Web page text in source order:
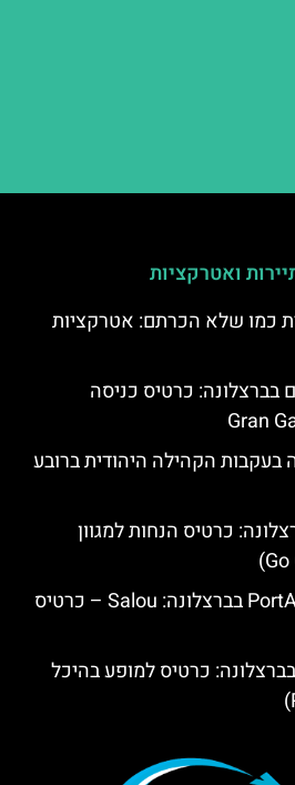
ואטרקציות
כמו שלא הכרתם: אטרקציות
בברצלונה: כרטיס כניסה
בעקבות הקהילה היהודית ברובע
כרטיס הנחות למגוון
פארק המים PortAventura בברצלונה: Salou – כרטיס
כרטיס למופע בהיכל